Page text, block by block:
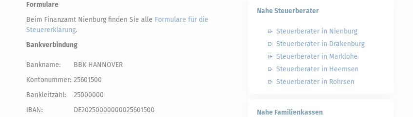
Formulare
Beim Finanzamt Nienburg finden Sie alle Formulare für die
Steuererklärung.
Bankverbindung
Bankname:
BBK HANNOVER
Kontonummer: 25601500
Bankleitzahl:
25000000
IBAN:
DE20250000000025601500
Nahe Steuerberater
Steuerberater in Nienburg
Steuerberater in Drakenburg
Steuerberater in Marklohe
Steuerberater in Heemsen
Steuerberater in Rohrsen
Nahe Familienkassen